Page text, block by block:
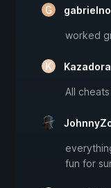
worked
Kazadora
All
fun for